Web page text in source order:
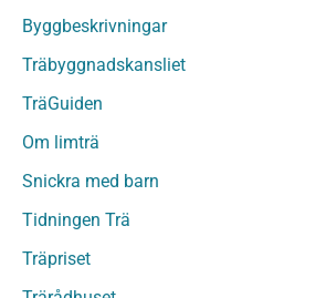
Träpanel och Utvändig
Träpanel och utvändig
Trägolv
Sågat virke
Sågat virke Behandlat
Övriga träprodukter
Byggbeskrivningar
Träbyggnadskansliet
TräGuiden
Om limträ
Snickra med barn
Tidningen Trä
Träpriset